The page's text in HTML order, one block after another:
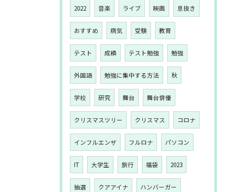
2022 音楽 ライブ 映画 息抜き
おすすめ 病気 受験 教育
テスト 成績 テスト勉強 勉強
外国語 勉強に集中する方法 秋
学校 研究 舞台 舞台俳優
クリスマスツリー クリスマス コロナ
インフルエンザ フルロナ パソコン
IT 大学生 旅行 福袋 2023
抽選 クアアイナ ハンバーガー